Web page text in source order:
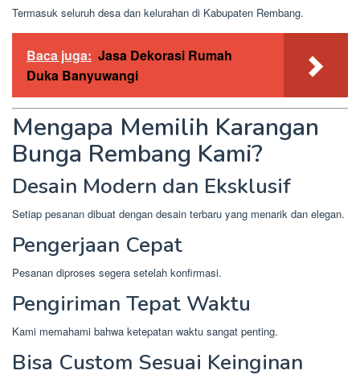
Termasuk seluruh desa dan kelurahan di Kabupaten Rembang.
Baca juga: Jasa Dekorasi Rumah
Duka Banyuwangi
Mengapa Memilih Karangan
Bunga Rembang Kami?
Desain Modern dan Eksklusif
Setiap pesanan dibuat dengan desain terbaru yang menarik dan elegan.
Pengerjaan Cepat
Pesanan diproses segera setelah konfirmasi.
Pengiriman Tepat Waktu
Kami memahami bahwa ketepatan waktu sangat penting.
Bisa Custom Sesuai Keinginan